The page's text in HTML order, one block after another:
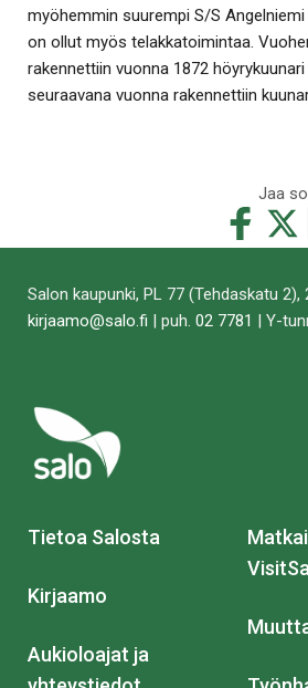
myöhemmin suurempi S/S
on ollut myös telakkatoimintaa.
rakennettiin vuonna 1872 höyrykuunari
seuraavana vuonna rakennettiin
Jaa
Jaa
tämä
Jaa
tämä
Salon kaupunki, PL 77 (Tehdaskatu 2),
kirjaamo@salo.fi | puh. 02 7781 | Y-
Tietoa Salosta
Kirjaamo
Aukioloajat ja